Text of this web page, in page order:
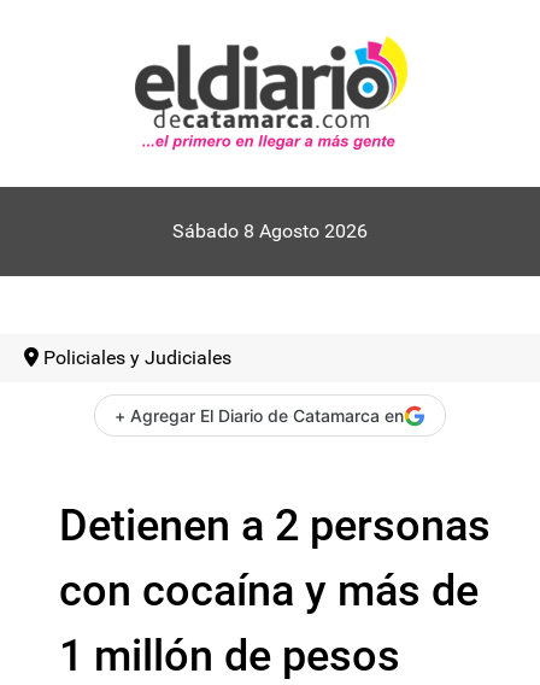
Sábado 8 Agosto 2026
Policiales y Judiciales
+ Agregar El Diario de Catamarca en
Detienen a 2 personas
con cocaína y más de
1 millón de pesos